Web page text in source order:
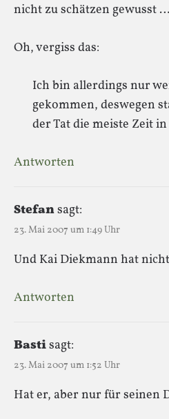
nicht zu schätzen gewusst …
Oh, vergiss das:
Ich bin allerdings nur
gekommen, deswegen
der Tat die meiste Zeit
Antworten
Stefansagt:
23. Mai 2007 um 1:49 Uhr
Und Kai Diekmann hat
Antworten
Bastisagt:
23. Mai 2007 um 1:52 Uhr
Hat er, aber nur für seinen